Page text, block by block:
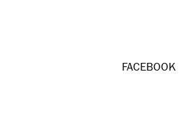
FACEBOOK